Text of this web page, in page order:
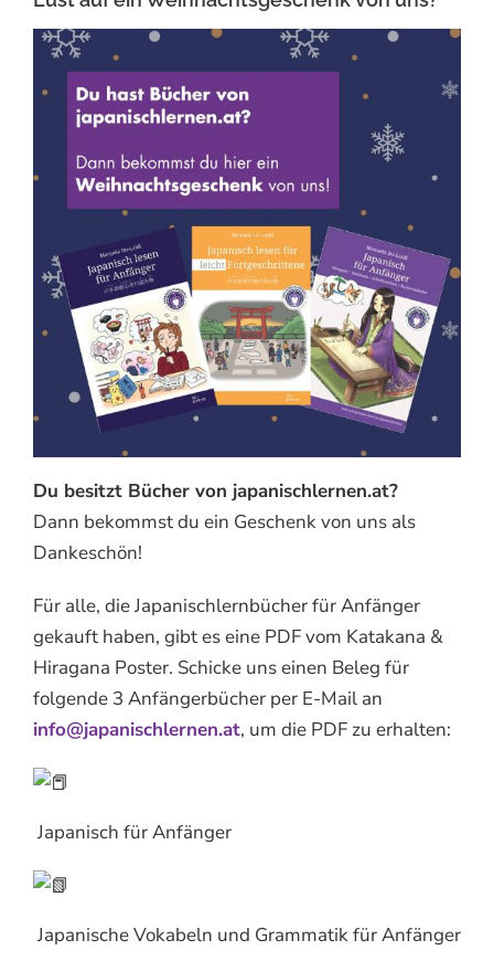
Du besitzt Bücher von japanischlernen.at?
Dann bekommst du ein Geschenk von uns als
Dankeschön!
Für alle, die Japanischlernbücher für Anfänger
gekauft haben, gibt es eine PDF vom Katakana &
Hiragana Poster. Schicke uns einen Beleg für
folgende 3 Anfängerbücher per E-Mail an
info@japanischlernen.at, um die PDF zu erhalten:
Japanisch für Anfänger
Japanische Vokabeln und Grammatik für Anfänger